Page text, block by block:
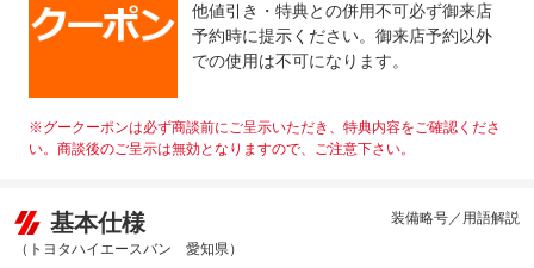
他値引き・特典との併用不可必ず御来店
予約時に提示ください。御来店予約以外
での使用は不可になります。
※グークーポンは必ず商談前にご呈示いただき、特典内容をご確認くださ
い。商談後のご呈示は無効となりますので、ご注意下さい。
基本仕様
（トヨタハイエースバン 愛知県）
装備略号／用語解説